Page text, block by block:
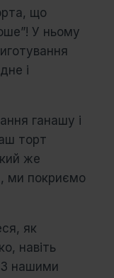
що
У ньому
і
ганашу і
торт
же
ми покриємо
як
навіть
З нашими